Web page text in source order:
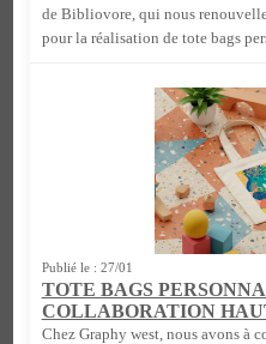
de Bibliovore, qui nous
pour la réalisation de tote bags
Publié le : 27/01
TOTE BAGS
COLLABORATION
Chez Graphy west, nous avons à